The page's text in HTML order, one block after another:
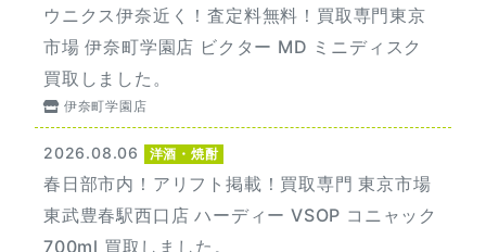
ウニクス伊奈近く！査定料無料！買取専門東京
市場 伊奈町学園店 ビクター MD ミニディスク
買取しました。
伊奈町学園店
2026.08.06 洋酒・焼酎
春日部市内！アリフト掲載！買取専門 東京市場
東武豊春駅西口店 ハーディー VSOP コニャック
700ml 買取しました。